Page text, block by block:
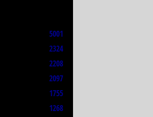
5001
2324
2208
2097
1755
1268